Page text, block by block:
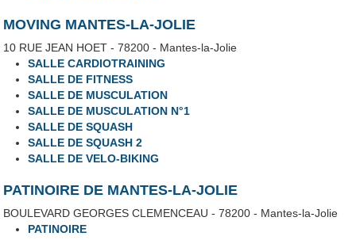
MOVING MANTES-LA-JOLIE
10 RUE JEAN HOET - 78200 - Mantes-la-Jolie
SALLE CARDIOTRAINING
SALLE DE FITNESS
SALLE DE MUSCULATION
SALLE DE MUSCULATION N°1
SALLE DE SQUASH
SALLE DE SQUASH 2
SALLE DE VELO-BIKING
PATINOIRE DE MANTES-LA-JOLIE
BOULEVARD GEORGES CLEMENCEAU - 78200 - Mantes-la-Jolie
PATINOIRE